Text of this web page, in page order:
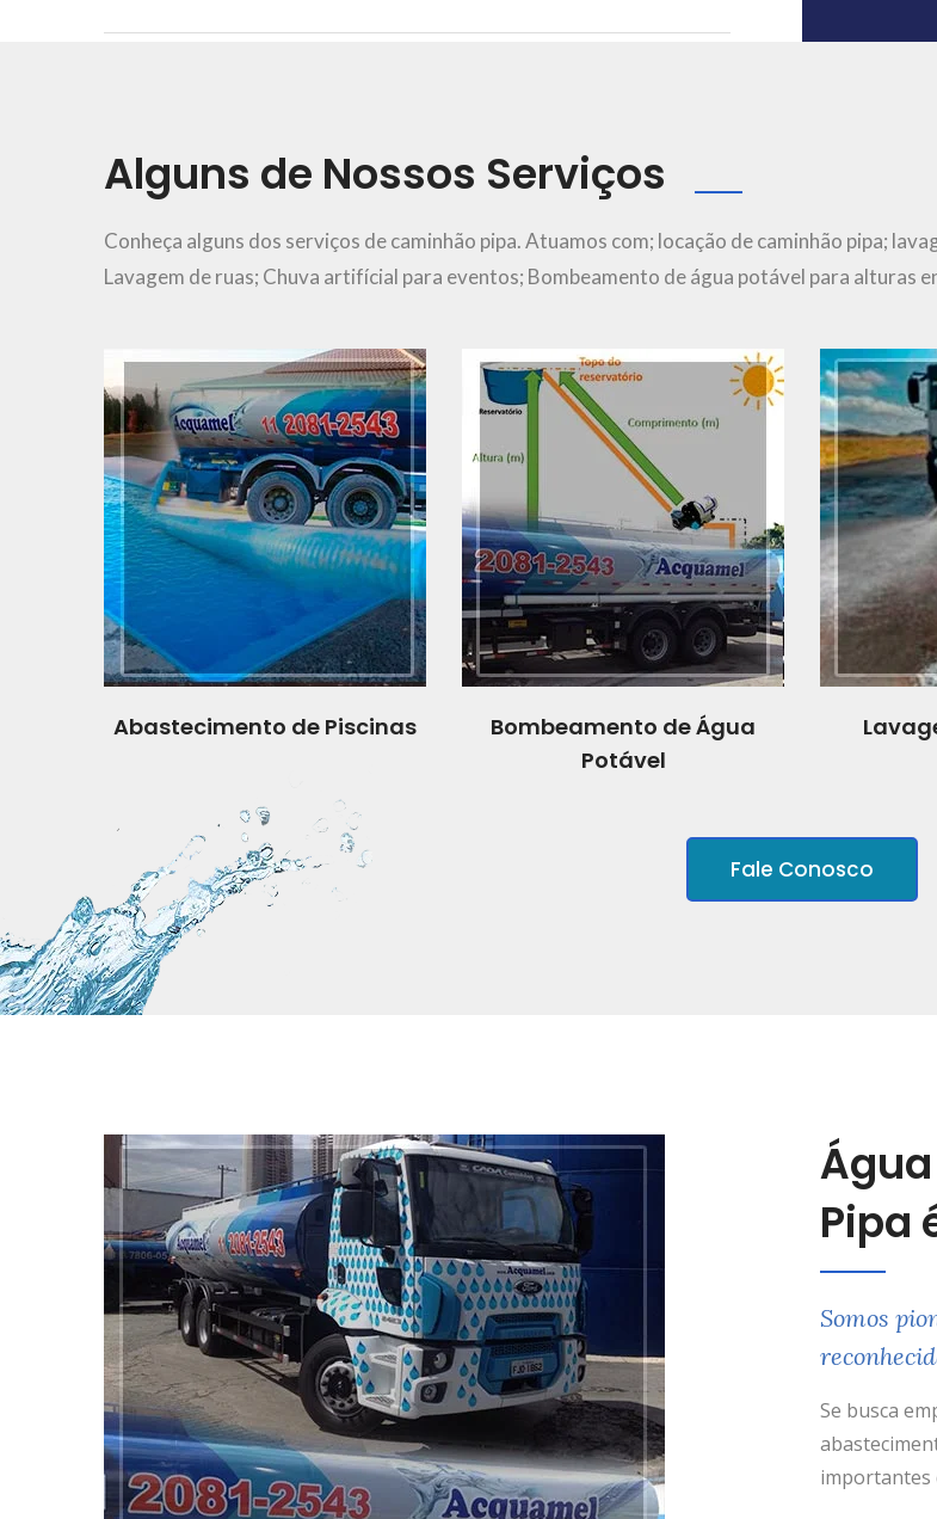
11 2081-2543
Alguns de Nossos Serviços
Conheça alguns dos serviços de caminhão pipa. Atuamos com; locação de caminhão pipa;
Lavagem de ruas; Chuva artifícial para eventos; Bombeamento de água potável para alturas
Ver Mais..
Abastecimento de Piscinas
Ver Mais..
Bombeamento de Água
Potável
Fale Conosco
Pipa
Somos
Se busca
importantes